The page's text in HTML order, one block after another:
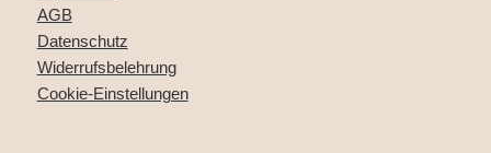
AGB
Datenschutz
Widerrufsbelehrung
Cookie-Einstellungen